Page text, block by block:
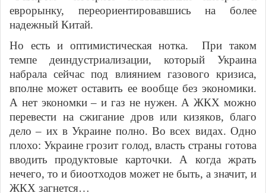
еврорынку, переориентировавшись на более
надежный Китай.
Но есть и оптимистическая нотка. При таком
темпе деиндустриализации, который Украина
набрала сейчас под влиянием газового кризиса,
вполне может оставить ее вообще без экономики.
А нет экономки – и газ не нужен. А ЖКХ можно
перевести на сжигание дров или кизяков, благо
дело – их в Украине полно. Во всех видах. Одно
плохо: Украине грозит голод, власть страны готова
вводить продуктовые карточки. А когда жрать
нечего, то и биоотходов может не быть, а значит, и
ЖКХ загнется…